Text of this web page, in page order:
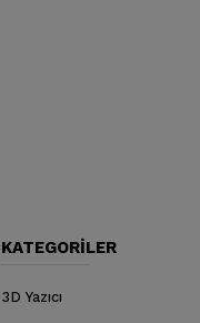
KATEGORILER
3D Yazıcı